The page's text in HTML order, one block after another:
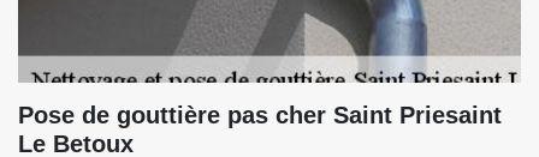
Pose de gouttière pas cher Saint Priesaint
Le Betoux